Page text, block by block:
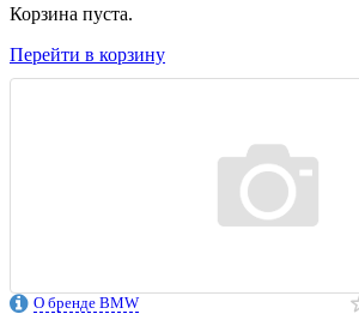
Корзина пуста.
Перейти в корзину
О бренде BMW